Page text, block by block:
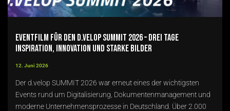
Eventfilm für den d.velop SUMMIT 2026 – Drei Tage
Inspiration, Innovation und starke Bilder
12. Juni 2026
Der d.velop SUMMIT 2026 war erneut eines der wichtigsten
Events rund um Digitalisierung, Dokumentenmanagement und
moderne Unternehmensprozesse in Deutschland. Über 2.000